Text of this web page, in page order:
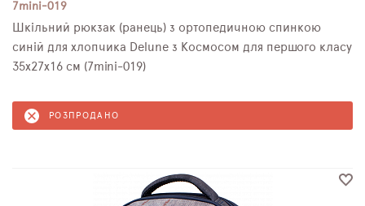
7mini-019
Шкільний рюкзак (ранець) з ортопедичною спинкою
синій для хлопчика Delune з Космосом для першого класу
35х27х16 см (7mini-019)
РОЗПРОДАНО